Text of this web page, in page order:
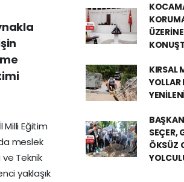
İl Milli Eğitim
meslek
Teknik
yaklaşık
KIRSAL
YOLLAR
SEÇER,
ÖKSÜZ